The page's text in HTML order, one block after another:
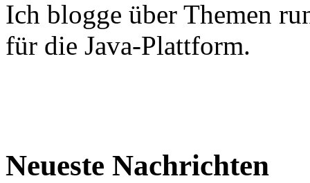
Ich blogge über Themen
für die Java-Plattform.
Neueste Nachrichten